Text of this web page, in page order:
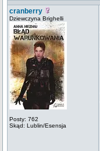
cranberry
Dziewczyna Brighelli
Posty: 762
Skąd: Lublin/Esensja